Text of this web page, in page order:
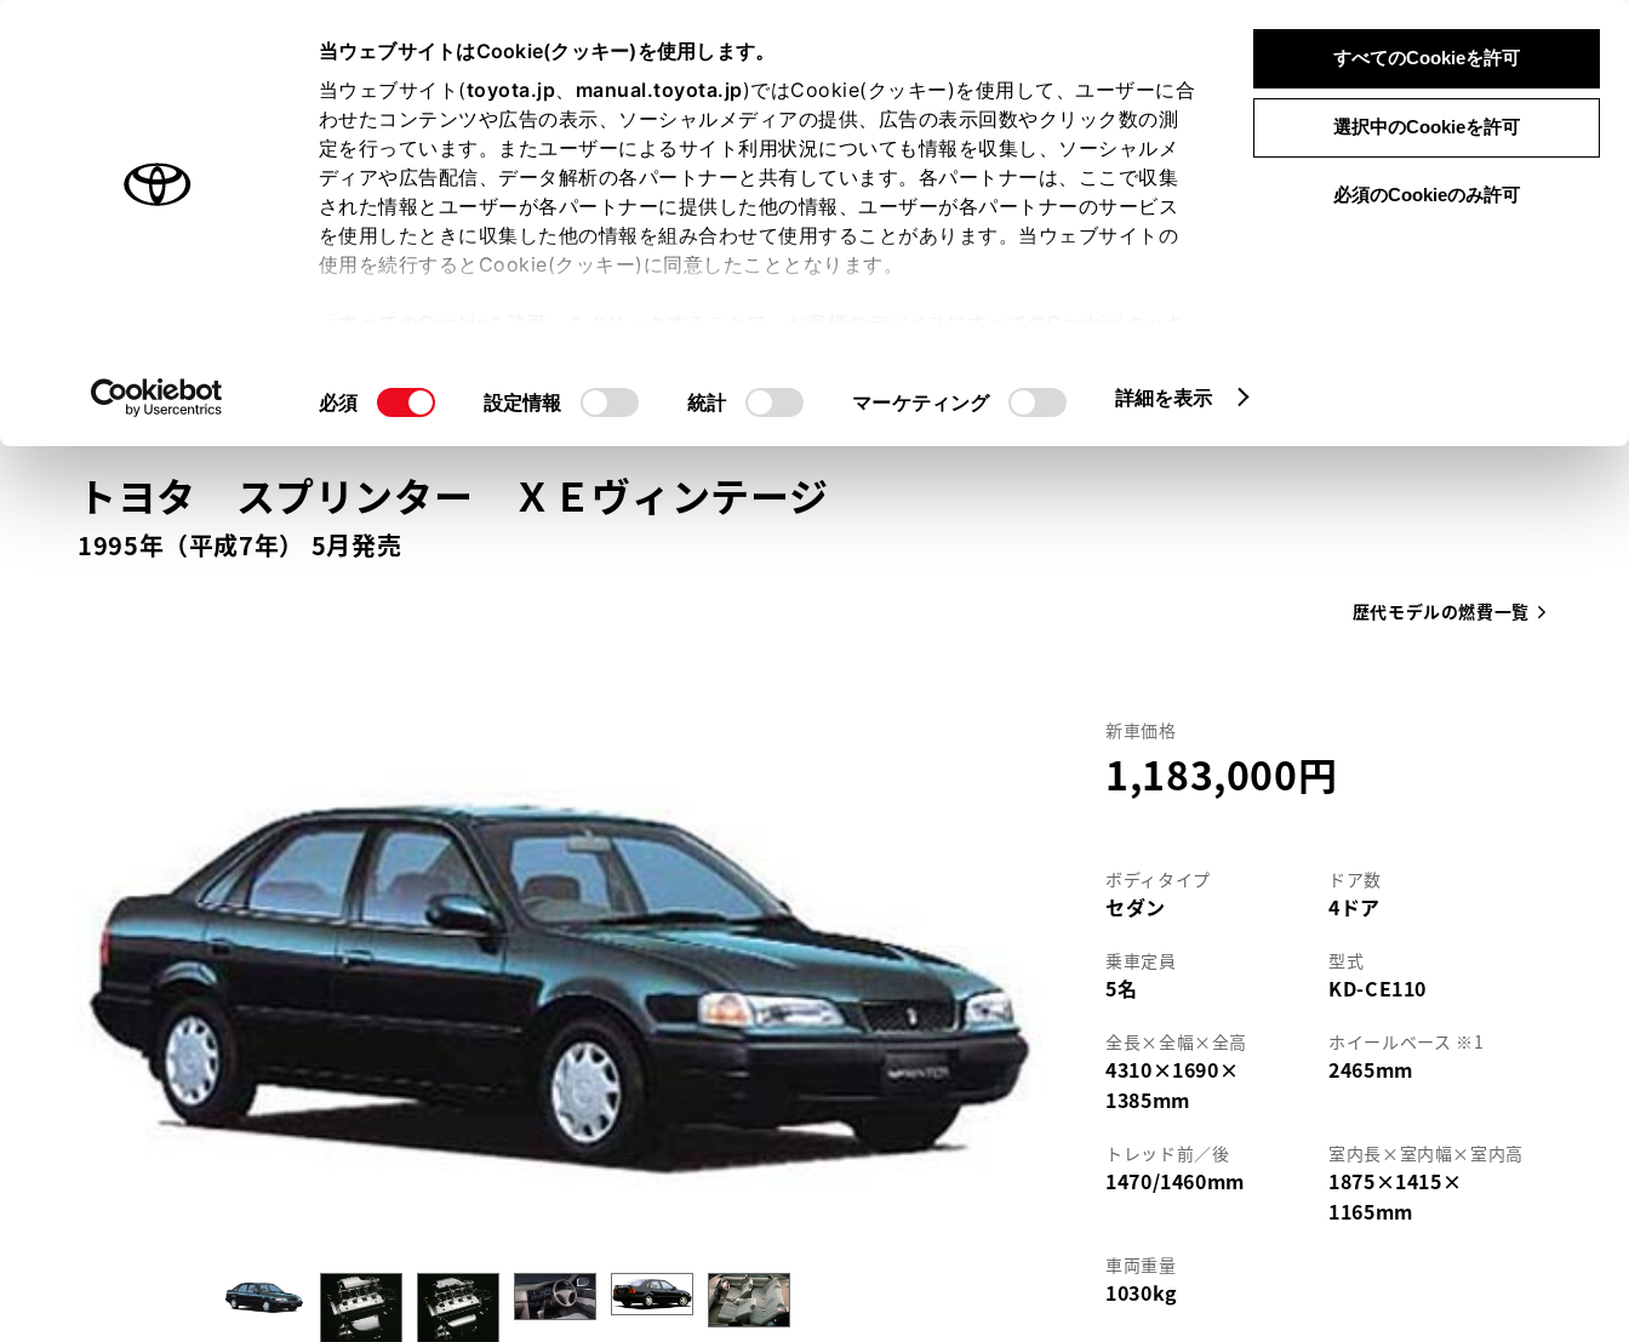
当ウェブサイトはCookie(クッキー)を使用します。
当ウェブサイト(toyota.jp、 manual.toyota.jp)ではCookie(クッキー)を使用して、ユーザーに合
わせたコンテンツや広告の表示、ソーシャルメディアの提供、広告の表示回数やクリック数の測
定を行っています。またユーザーによるサイト利用状況についても情報を収集し、ソーシャルメ
ディアや広告配信、データ解析の各パートナーと共有しています。各パートナーは、ここで収集
された情報とユーザーが各パートナーに提供した他の情報、ユーザーが各パートナーのサービス
を使用したときに収集した他の情報を組み合わせて使用することがあります。当ウェブサイトの
使用を続行するとCookie(クッキー)に同意したこととなります。
て」をご覧ください。
同
選
択
必須 設定情報 統計 マーケティング 詳細を表示
すべてのCookieを許可
選択中のCookieを許可
必須のCookieのみ許可
ログイン 検索 メニュー
オーナーサポート トピックス
トヨタ認定中古車 メニュー
トヨタ認定中古車の魅力 3つの買い方 オンライン購入お気に入り 保存した見積り
の選択 モデル・年式・グレード クルマ情報
トヨタ スプリンターＸＥヴィンテージ
1995年（平成7年） 5月発売
歴代モデルの燃費一覧
新車価格
1,183,000
ボディタイプ
セダン
ドア数
4ドア
乗車定員
5名
型式
KD-CE110
全長×全幅×全高
4310×1690×
1385mm
ホイールベース ※1
2465mm
トレッド前／後
1470/1460mm
室内長× 室内幅× 室内高
1875×1415×
1165mm
車両重量
1030kg